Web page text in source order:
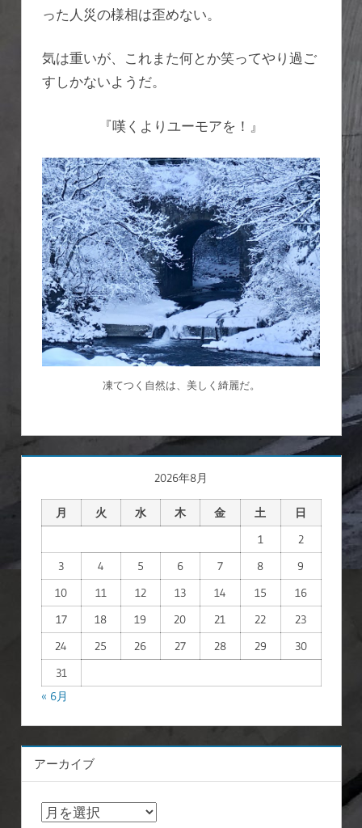
った人災の様相は歪めない。
気は重いが、これまた何とか笑ってやり過ご
すしかないようだ。
『嘆くよりユーモアを！』
凍てつく自然は、美しく綺麗だ。
2026年8月
月 火 水 木 金 土
日
1
2
3
4 5 6 7 8
9
10
11 12 13 14 15
16
17
18 19 20 21 22
23
24
25 26 27 28 29
30
31
« 6月
アーカイブ
ア